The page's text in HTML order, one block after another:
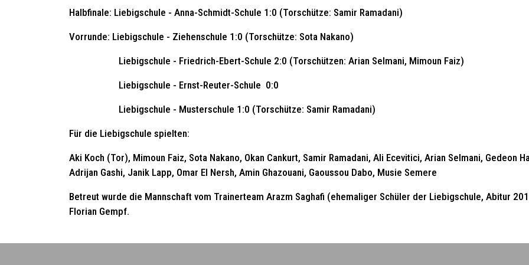
Halbfinale: Liebigschule - Anna-Schmidt-Schule 1:0 (Torschütze: Samir Ramadani)
Vorrunde: Liebigschule - Ziehenschule 1:0 (Torschütze: Sota Nakano)
Liebigschule - Friedrich-Ebert-Schule 2:0 (Torschützen: Arian Selmani, Mimoun Faiz)
Liebigschule - Ernst-Reuter-Schule 0:0
Liebigschule - Musterschule 1:0 (Torschütze: Samir Ramadani)
Für die Liebigschule spielten:
Aki Koch (Tor), Mimoun Faiz, Sota Nakano, Okan Cankurt, Samir Ramadani, Ali Ecevitici, Arian Selmani, Gedeon
Adrijan Gashi, Janik Lapp, Omar El Nersh, Amin Ghazouani, Gaoussou Dabo, Musie Semere
Betreut wurde die Mannschaft vom Trainerteam Arazm Saghafi (ehemaliger Schüler der Liebigschule, Abitur
Florian Gempf.